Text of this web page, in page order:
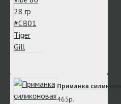
Приманка
465р.